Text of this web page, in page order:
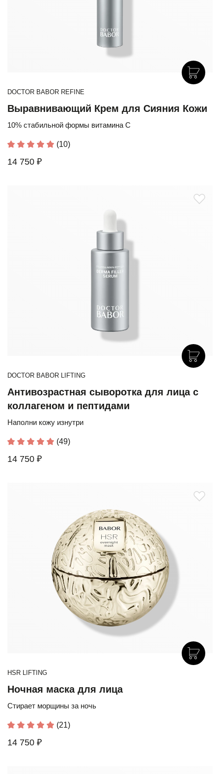
DOCTOR BABOR REFINE
Выравнивающий Крем для Сияния Кожи
10% стабильной формы витамина С
(10)
14 750 ₽
DOCTOR BABOR LIFTING
Антивозрастная сыворотка для лица с
коллагеном и пептидами
Наполни кожу изнутри
(49)
14 750 ₽
HSR LIFTING
Ночная маска для лица
Стирает морщины за ночь
(21)
14 750 ₽